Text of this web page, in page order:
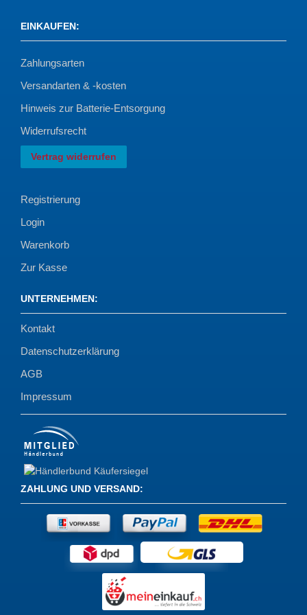
EINKAUFEN:
Zahlungsarten
Versandarten & -kosten
Hinweis zur Batterie-Entsorgung
Widerrufsrecht
Vertrag widerrufen
Registrierung
Login
Warenkorb
Zur Kasse
UNTERNEHMEN:
Kontakt
Datenschutzerklärung
AGB
Impressum
ZAHLUNG UND VERSAND: